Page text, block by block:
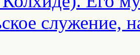
служение,